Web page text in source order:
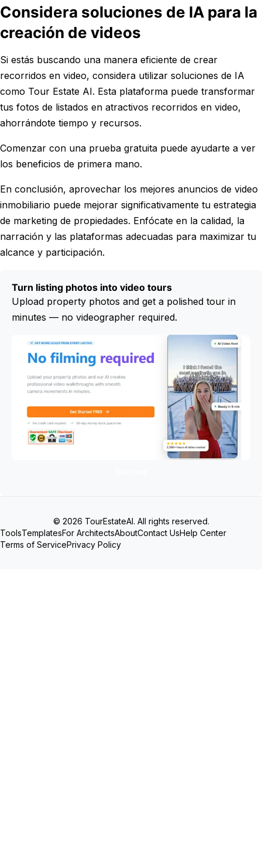
Considera soluciones de IA para la
creación de videos
Si estás buscando una manera eficiente de crear
recorridos en video, considera utilizar soluciones de IA
como Tour Estate AI. Esta plataforma puede transformar
tus fotos de listados en atractivos recorridos en video,
ahorrándote tiempo y recursos.
Comenzar con una prueba gratuita puede ayudarte a ver
los beneficios de primera mano.
En conclusión, aprovechar los mejores anuncios de video
inmobiliario puede mejorar significativamente tu estrategia
de marketing de propiedades. Enfócate en la calidad, la
narración y las plataformas adecuadas para maximizar tu
alcance y participación.
Turn listing photos into video tours
Upload property photos and get a polished tour in
minutes — no videographer required.
© 2026 TourEstateAI. All rights reserved.
ToolsTemplatesFor ArchitectsAboutContact UsHelp Center
Terms of ServicePrivacy Policy